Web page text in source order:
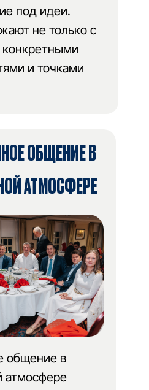
под идеи.
не только с
конкретными
и точками
ОБЩЕНИЕ В
АТМОСФЕРЕ
общение в
атмосфере